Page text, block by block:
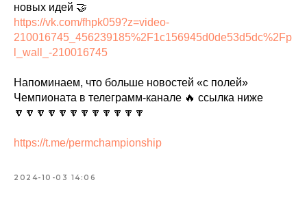
новых идей 🤝
https://vk.com/fhpk059?z=video-
210016745_456239185%2F1c156945d0de53d5dc%2Fp
l_wall_-210016745
Напоминаем, что больше новостей «с полей»
Чемпионата в телеграмм-канале 🔥 ссылка ниже
🔽🔽🔽🔽🔽🔽🔽🔽🔽🔽🔽🔽
https://t.me/permchampionship
2024-10-03 14:06